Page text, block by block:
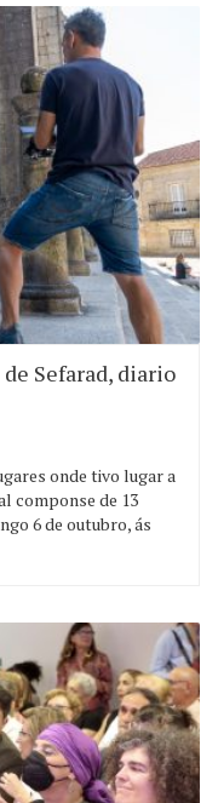
Sefarad, diario
onde tivo lugar a
componse de 13
6 de outubro, ás